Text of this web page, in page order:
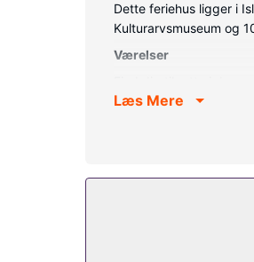
Dette feriehus ligger i
Kulturarvsmuseum og
Værelser
andet et køleskab og en
Læs Mere